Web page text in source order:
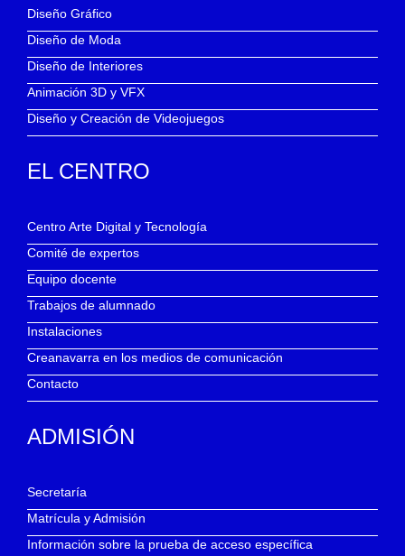
Diseño Gráfico
Diseño de Moda
Diseño de Interiores
Animación 3D y VFX
Diseño y Creación de Videojuegos
EL CENTRO
Centro Arte Digital y Tecnología
Comité de expertos
Equipo docente
Trabajos de alumnado
Instalaciones
Creanavarra en los medios de comunicación
Contacto
ADMISIÓN
Secretaría
Matrícula y Admisión
Información sobre la prueba de acceso específica